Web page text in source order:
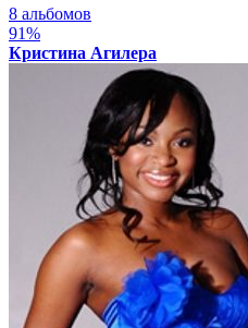
8 альбомов
91%
Кристина Агилера